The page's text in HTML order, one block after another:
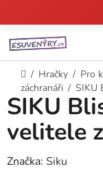
na
obsah
Domů
/ Hračky / Pro
záchranáři / SIKU
SIKU
velitele
Značka: Siku